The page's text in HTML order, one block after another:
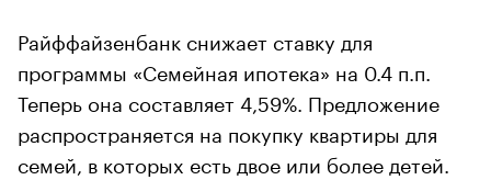
Райффайзенбанк снижает ставку для
программы «Семейная ипотека» на 0.4 п.п.
Теперь она составляет 4,59%. Предложение
распространяется на покупку квартиры для
семей, в которых есть двое или более детей.